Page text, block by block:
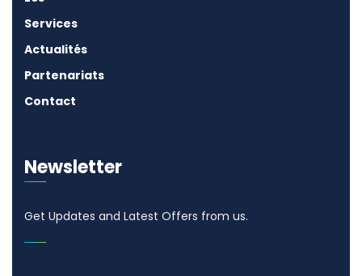
Services
Actualités
Partenariats
Contact
Newsletter
Get Updates and Latest Offers from us.